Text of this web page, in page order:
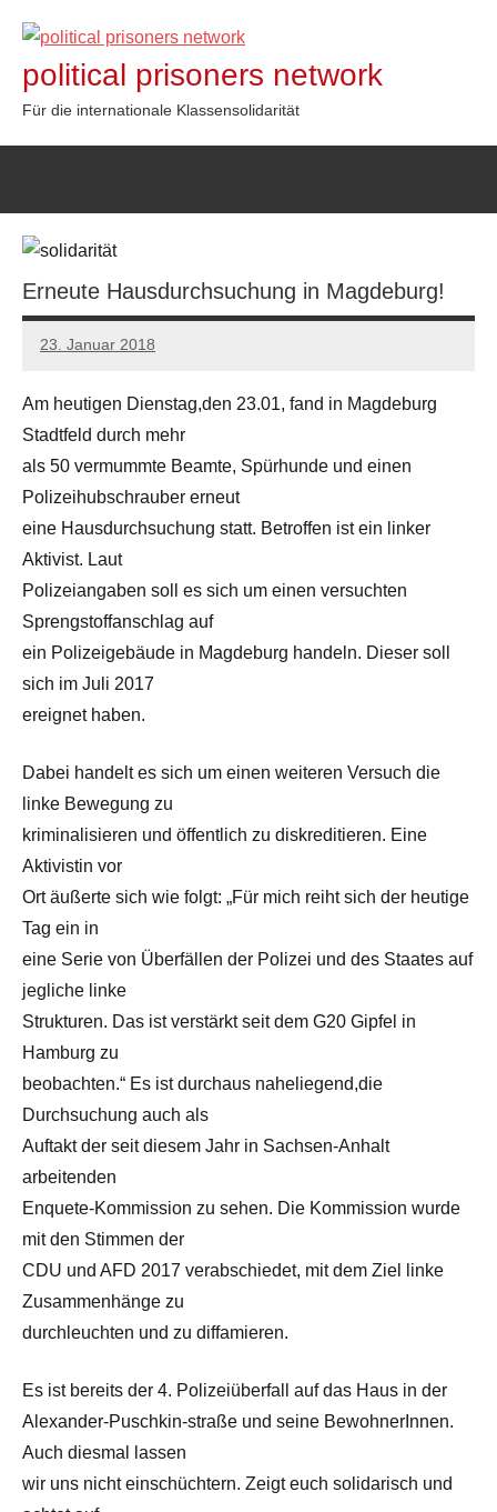
Inhalt
springen
political prisoners network
Für die internationale Klassensolidarität
Erneute Hausdurchsuchung in Magdeburg!
23. Januar 2018
admin
Am heutigen Dienstag,den 23.01, fand in Magdeburg
Stadtfeld durch mehr
als 50 vermummte Beamte, Spürhunde und einen
Polizeihubschrauber erneut
eine Hausdurchsuchung statt. Betroffen ist ein linker
Aktivist. Laut
Polizeiangaben soll es sich um einen versuchten
Sprengstoffanschlag auf
ein Polizeigebäude in Magdeburg handeln. Dieser soll
sich im Juli 2017
ereignet haben.
Dabei handelt es sich um einen weiteren Versuch die
linke Bewegung zu
kriminalisieren und öffentlich zu diskreditieren. Eine
Aktivistin vor
Ort äußerte sich wie folgt: „Für mich reiht sich der heutige
Tag ein in
eine Serie von Überfällen der Polizei und des Staates auf
jegliche linke
Strukturen. Das ist verstärkt seit dem G20 Gipfel in
Hamburg zu
beobachten.“ Es ist durchaus naheliegend,die
Durchsuchung auch als
Auftakt der seit diesem Jahr in Sachsen-Anhalt
arbeitenden
Enquete-Kommission zu sehen. Die Kommission wurde
mit den Stimmen der
CDU und AFD 2017 verabschiedet, mit dem Ziel linke
Zusammenhänge zu
durchleuchten und zu diffamieren.
Es ist bereits der 4. Polizeiüberfall auf das Haus in der
Alexander-Puschkin-straße und seine BewohnerInnen.
Auch diesmal lassen
wir uns nicht einschüchtern. Zeigt euch solidarisch und